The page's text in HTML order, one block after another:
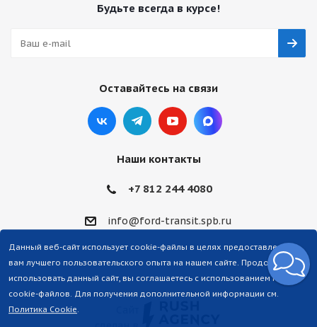
Будьте всегда в курсе!
Оставайтесь на связи
Наши контакты
+7 812 244 4080
info@ford-transit.spb.ru
Данный веб-сайт использует cookie-файлы в целях предоставления
вам лучшего пользовательского опыта на нашем сайте. Продолжая
использовать данный сайт, вы соглашаетесь с использованием нами
cookie-файлов. Для получения дополнительной информации см.
Политика Cookie.